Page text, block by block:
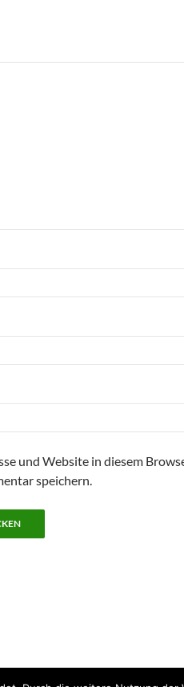
und Website in diesem
speichern.